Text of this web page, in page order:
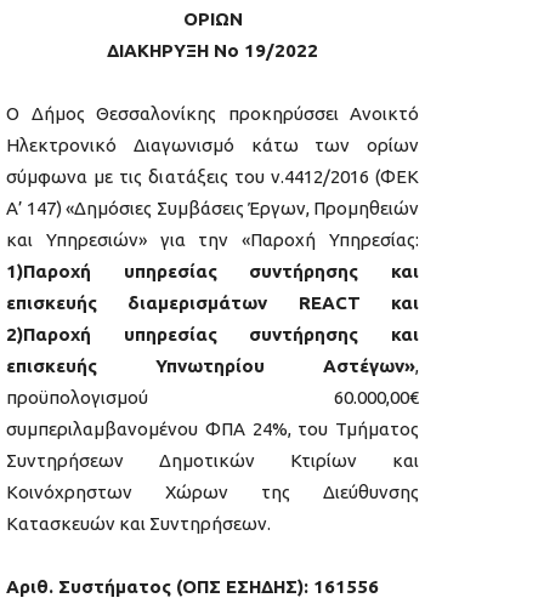
ΟΡΙΩΝ
ΔΙΑΚΗΡΥΞΗ Νο 19/2022
Ο Δήμος Θεσσαλονίκης προκηρύσσει Ανοικτό
Ηλεκτρονικό Διαγωνισμό κάτω των ορίων
σύμφωνα με τις διατάξεις του ν.4412/2016 (ΦΕΚ
Α’ 147) «Δημόσιες Συμβάσεις Έργων, Προμηθειών
και Υπηρεσιών» για την «Παροχή Υπηρεσίας:
1)Παροχή υπηρεσίας συντήρησης και
επισκευής διαμερισμάτων REACT και
2)Παροχή υπηρεσίας συντήρησης και
επισκευής Υπνωτηρίου Αστέγων»,
προϋπολογισμού 60.000,00€
συμπεριλαμβανομένου ΦΠΑ 24%, του Τμήματος
Συντηρήσεων Δημοτικών Κτιρίων και
Κοινόχρηστων Χώρων της Διεύθυνσης
Κατασκευών και Συντηρήσεων.
Αριθ. Συστήματος (ΟΠΣ ΕΣΗΔΗΣ): 161556